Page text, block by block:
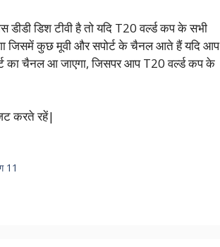
डीडी डिश टीवी है तो यदि T20 वर्ल्ड कप के सभी
जिसमें कुछ मूवी और सपोर्ट के चैनल आते हैं यदि आप
का चैनल आ जाएगा, जिसपर आप T20 वर्ल्ड कप के
करते रहें|
11